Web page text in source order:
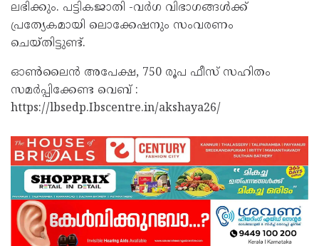
ലഭിക്കും. പട്ടികജാതി -വർഗ വിഭാഗങ്ങൾക്ക്
പ്രത്യേകമായി ലൊക്കേഷനും സംവരണം
ചെയ്തിട്ടുണ്ട്.
ഓൺലൈൻ അപേക്ഷ, 750 രൂപ ഫീസ് സഹിതം
സമർപ്പിക്കേണ്ട വെബ് :
https://lbsedp.Ibscentre.in/akshaya26/